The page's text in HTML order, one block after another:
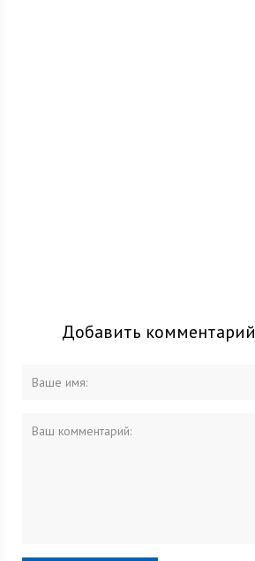
Добавить комментарий